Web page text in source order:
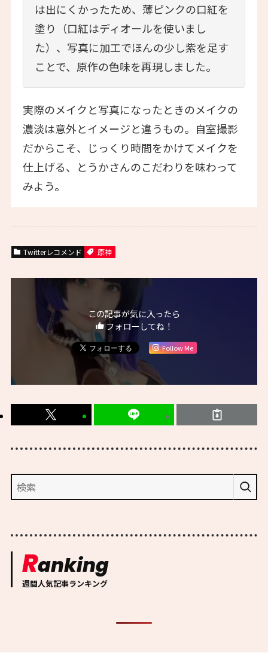
は出にくかったため、薄ピンクの口紅を
塗り（口紅はディオールを使いまし
た）、写真に加工でほんの少し紫を足す
ことで、原作の色味を再現しました。
実際のメイクと写真になったときのメイクの
濃淡は意外とイメージと違うもの。自室撮影
だからこそ、じっくり時間をかけてメイクを
仕上げる、とうかさんのこだわりを味わって
みよう。
Twitterレコメンド 原神
この記事が気に入ったら
フォローしてね！
Follow Me
Ranking
週間人気記事ランキング